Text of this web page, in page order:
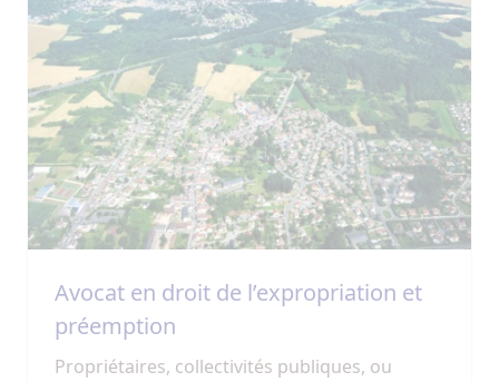
Avocat en droit de l’expropriation et
préemption
Propriétaires, collectivités publiques, ou